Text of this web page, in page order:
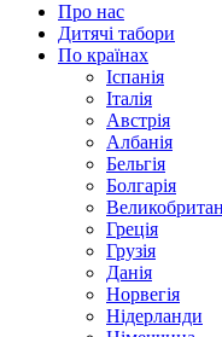
Про нас
Дитячі табори
По країнах
Іспанія
Італія
Австрія
Албанія
Бельгія
Болгарія
Греція
Грузія
Данія
Норвегія
Нідерланди